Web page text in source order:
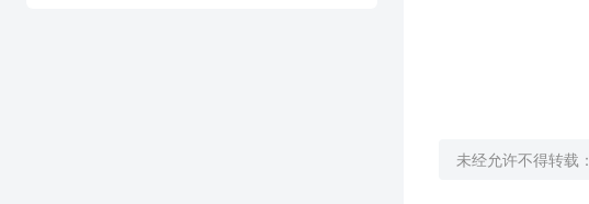
未经允许不得转载：